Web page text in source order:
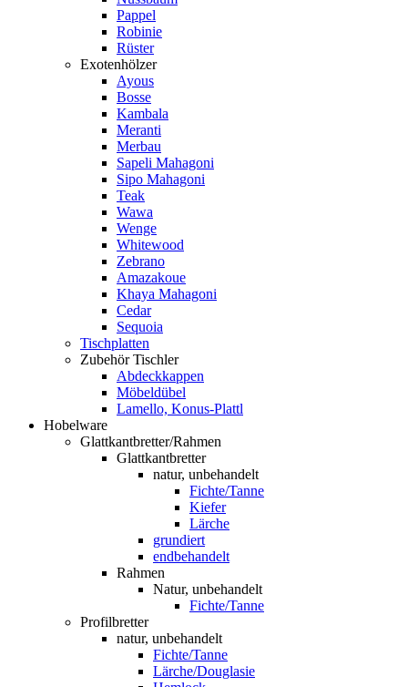
Pappel
Robinie
Rüster
Exotenhölzer
Ayous
Bosse
Kambala
Meranti
Merbau
Sapeli Mahagoni
Sipo Mahagoni
Teak
Wawa
Wenge
Whitewood
Zebrano
Amazakoue
Khaya Mahagoni
Cedar
Sequoia
Tischplatten
Zubehör Tischler
Abdeckkappen
Möbeldübel
Lamello, Konus-Plattl
Hobelware
Glattkantbretter/Rahmen
Glattkantbretter
natur, unbehandelt
Fichte/Tanne
Kiefer
Lärche
grundiert
endbehandelt
Rahmen
Natur, unbehandelt
Fichte/Tanne
Profilbretter
natur, unbehandelt
Fichte/Tanne
Lärche/Douglasie